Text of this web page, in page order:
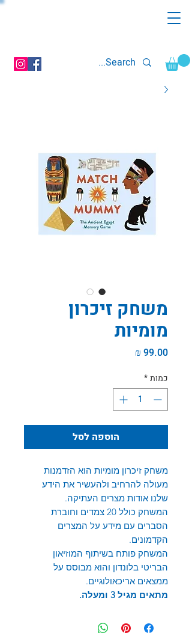
משחק זיכרון
מומיות
כמות*
הוספה לסל
משחק זיכרון מומיות הוא הזדמנות
מעולה להרחיב ולהעשיר את הידע
שלנו אודות מצרים העתיקה.
המשחק כולל 20 צמדים וחוברת
הסברים עם מידע על המצרים
הקדמונים.
המשחק פותח בשיתוף המוזיאון
הבריטי בלונדון והוא מבוסס על
ממצאים אריכאולוגיים.
מתאים מגיל 3 ומעלה.